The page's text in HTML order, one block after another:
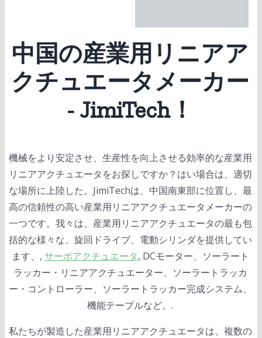
中国の産業用リニアア
クチュエータメーカー
- JimiTech！
機械をより安定させ、生産性を向上させる効率的な産業用
リニアアクチュエータをお探しですか？はい場合は、適切
な場所に上陸した。JimiTechは、中国南東部に位置し、最
高の信頼性の高い産業用リニアアクチュエータメーカーの
一つです。我々は、産業用リニアアクチュエータの最も包
括的な様々な、旋回ドライブ、電動シリンダを提供してい
ます、, サーボアクチュエータ, DCモーター、ソーラート
ラッカー・リニアアクチュエーター、ソーラートラッカ
ー・コントローラー、ソーラートラッカー完成システム、
機能テーブルなど。.
私たちが製造した産業用リニアアクチュエータは、複数の